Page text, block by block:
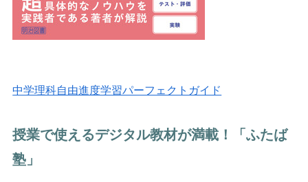
中学理科自由進度学習パーフェクトガイド
授業で使えるデジタル教材が満載！「ふたば
塾」